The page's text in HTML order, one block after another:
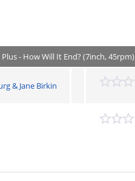
- How Will It End? (7inch, 45rpm)
& Jane Birkin